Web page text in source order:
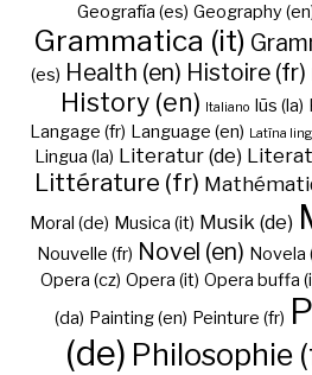
Geografía (es) Geography
Grammatica (it)
(es) Health (en) Histoire (fr)
History (en) Italiano Iūs (la)
Langage (fr) Language (en) Latīna
Lingua (la) Literatur (de)
Littérature (fr)
Moral (de) Musica (it) Musik (de)
Nouvelle (fr) Novel (en) Novela
Opera (cz) Opera (it) Opera buffa
(da) Painting (en) Peinture (fr)
(de) Philosophie